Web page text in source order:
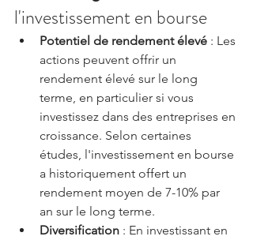
l'investissement en bourse
Potentiel de rendement élevé : Les
actions peuvent offrir un
rendement élevé sur le long
terme, en particulier si vous
investissez dans des entreprises en
croissance. Selon certaines
études, l'investissement en bourse
a historiquement offert un
rendement moyen de 7-10% par
an sur le long terme.
Diversification : En investissant en